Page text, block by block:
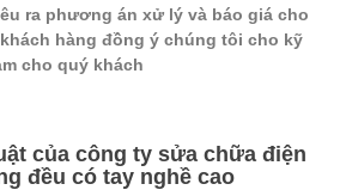
ra phương án xử lý và báo giá cho
hàng đồng ý chúng tôi cho kỹ
cho quý khách
của công ty sửa chữa điện
đều có tay nghề cao